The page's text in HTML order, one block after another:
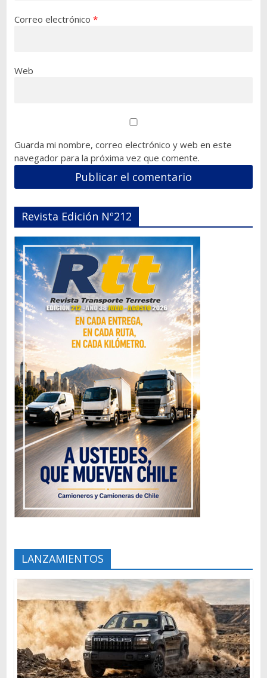
Correo electrónico *
Web
Guarda mi nombre, correo electrónico y web en este
navegador para la próxima vez que comente.
Revista Edición Nº212
LANZAMIENTOS